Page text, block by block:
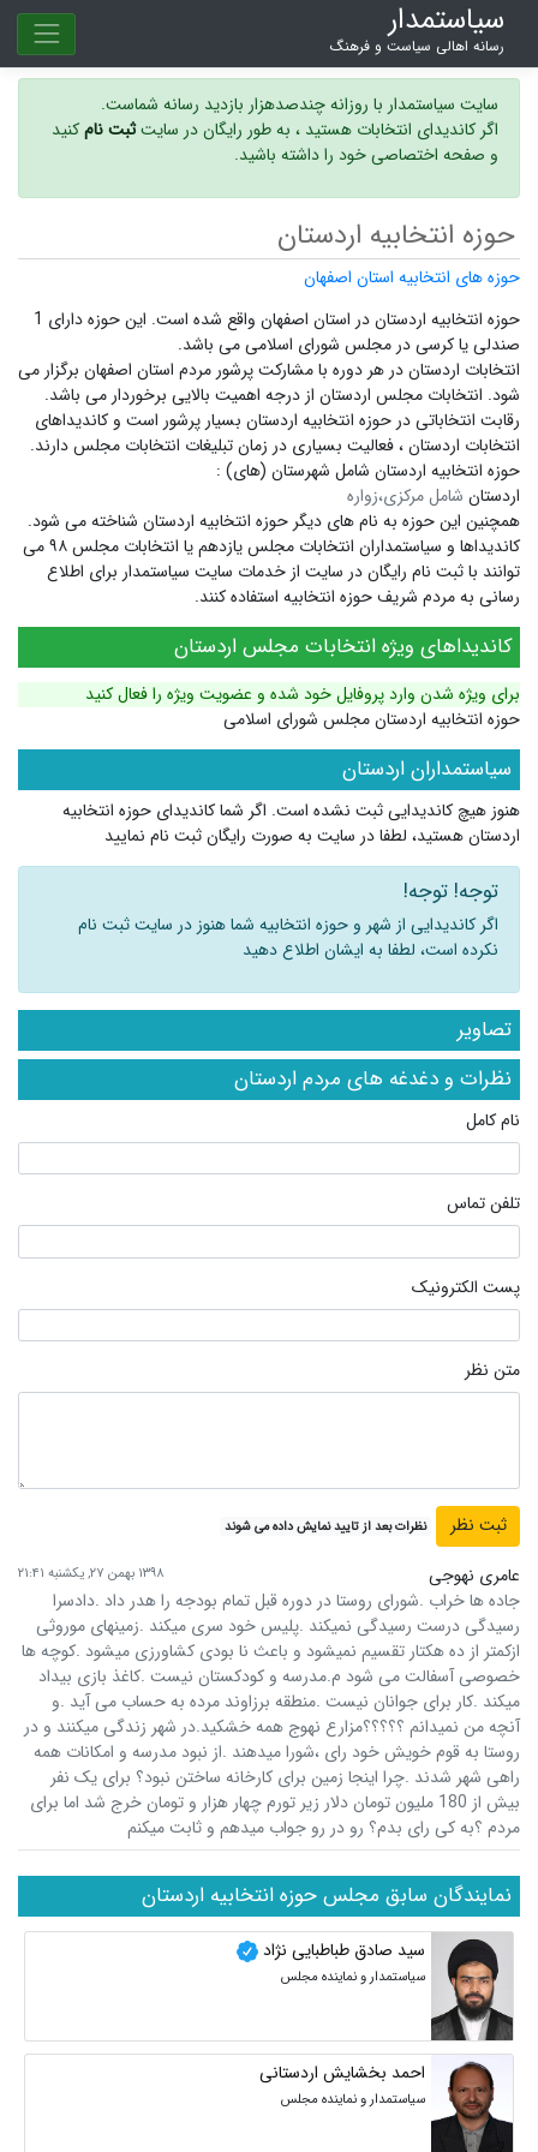
سیاستمدار
رسانه اهالی سیاست و فرهنگ
سایت سیاستمدار با روزانه چندصدهزار بازدید رسانه شماست.
اگر کاندیدای انتخابات هستید ، به طور رایگان در سایتثبت نامکنید
و صفحه اختصاصی خود را داشته باشید.
حوزه انتخابیه اردستان
حوزه های انتخابیه استان اصفهان
حوزه انتخابیه اردستان در استان اصفهان واقع شده است. این حوزه دارای 1
صندلی یا کرسی در مجلس شورای اسلامی می باشد.
انتخابات اردستان در هر دوره با مشارکت پرشور مردم استان اصفهان برگزار می
شود. انتخابات مجلس اردستان از درجه اهمیت بالایی برخوردار می باشد.
رقابت انتخاباتی در حوزه انتخابیه اردستان بسیار پرشور است و کاندیداهای
انتخابات اردستان ،فعالیت بسیاری در زمان تبلیغات انتخابات مجلس دارند.
حوزه انتخابیه اردستان شامل شهرستان (های) :
اردستان شامل مرکزی،زواره
همچنین این حوزه به نام های دیگر حوزه انتخابیه اردستان شناخته می شود.
کاندیداها و سیاستمداران انتخابات مجلس یازدهم یا انتخابات مجلس ۹۸ می
توانند با ثبت نام رایگان در سایت از خدمات سایت سیاستمدار برای اطلاع
رسانی به مردم شریف حوزه انتخابیه استفاده کنند.
کاندیداهای ویژه انتخابات مجلس اردستان
برای ویژه شدن وارد پروفایل خود شده و عضویت ویژه را فعال کنید
حوزه انتخابیه اردستان مجلس شورای اسلامی
سیاستمداران اردستان
هنوز هیچ کاندیدایی ثبت نشده است. اگر شما کاندیدای حوزه انتخابیه
اردستان هستید، لطفا در سایت به صورت رایگان ثبت نام نمایید
توجه! توجه!
اگر کاندیدایی از شهر و حوزه انتخابیه شما هنوز در سایت ثبت نام
نکرده است، لطفا به ایشان اطلاع دهید
تصاویر
نظرات و دغدغه های مردم اردستان
نام کامل
تلفن تماس
پست الکترونیک
متن نظر
نظرات بعد از تایید نمایش داده می شوند
عامری نهوجی ۱۳۹۸ بهمن ۲۷, یکشنبه ۲۱:۴۱
جاده ها خراب .شورای روستا در دوره قبل تمام بودجه را هدر داد .دادسرا
رسیدگی درست رسیدگی نمیکند .پلیس خود سری میکند .زمینهای موروثی
ازکمتر از ده هکتار تقسیم نمیشود و باعث نا بودی کشاورزی میشود .کوچه ها
خصوصی آسفالت می شود م.مدرسه و کودکستان نیست .کاغذ بازی بیداد
میکند .کار برای جوانان نیست .منطقه برزاوند مرده به حساب می آید .و
آنچه من نمیدانم ؟؟؟؟؟مزارع نهوج همه خشکید.در شهر زندگی میکنند و در
روستا به قوم خویش خود رای ،شورا میدهند .از نبود مدرسه و امکانات همه
راهی شهر شدند .چرا اینجا زمین برای کارخانه ساختن نبود؟ برای یک نفر
بیش از 180 ملیون تومان دلار زیر تورم چهار هزار و تومان خرج شد اما برای
مردم ؟به کی رای بدم؟ رو در رو جواب میدهم و ثابت میکنم
نمایندگان سابق مجلس حوزه انتخابیه اردستان
سید صادق طباطبایی نژاد
سیاستمدار و نماینده مجلس
احمد بخشایش اردستانی
سیاستمدار و نماینده مجلس